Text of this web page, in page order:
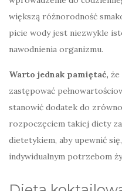
większą różnorodność
picie wody jest niezwykle
nawodnienia organizmu.
Warto jednak pamiętać, że
zastępować
stanowić dodatek do
rozpoczęciem takiej diety
dietetykiem, aby upewnić
indywidualnym potrzebom